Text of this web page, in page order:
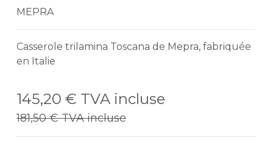
MEPRA
Casserole trilamina Toscana de Mepra, fabriquée
en Italie
145,20 € TVA incluse
181,50 €TVA incluse